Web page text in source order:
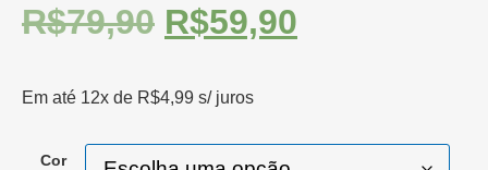
R$79,90 R$59,90
Em até 12x de R$4,99 s/ juros
Cor